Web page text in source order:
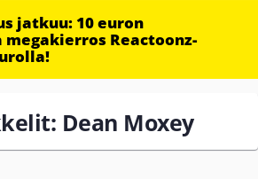
jatkuu: 10 euron
Reactoonz-
Dean Moxey